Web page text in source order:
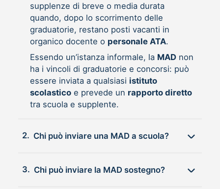
supplenze di breve o media durata
quando, dopo lo scorrimento delle
graduatorie, restano posti vacanti in
organico docente o personale ATA.
Essendo un’istanza informale, la MADnon
ha i vincoli di graduatorie e concorsi: può
essere inviata a qualsiasi istituto
scolasticoe prevede un rapporto diretto
tra scuola e supplente.
2. Chi può inviare una MAD a scuola?
3. Chi può inviare la MAD sostegno?